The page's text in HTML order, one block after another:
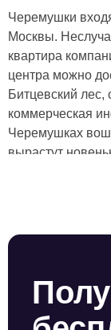
Черемушки
Москвы.
квартира
центра можно
Битцевский лес,
коммерческая
Черемушках
вырастут
Берем под
объекты. Также
массовых